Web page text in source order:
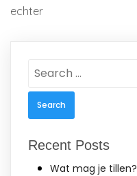
echter
for:
Recent Posts
Wat mag je tillen?